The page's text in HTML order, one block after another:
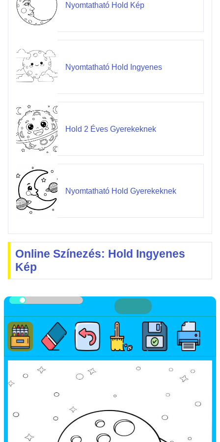
Nyomtatható Hold Kép
Nyomtatható Hold Ingyenes
Hold 2 Éves Gyerekeknek
Nyomtatható Hold Gyerekeknek
Online Színezés: Hold Ingyenes
Kép